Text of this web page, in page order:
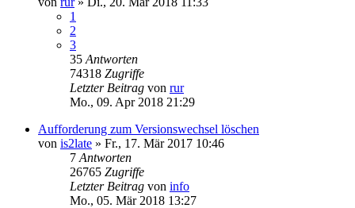
1
2
3
35 Antworten
74318 Zugriffe
Letzter Beitrag von rur
Mo., 09. Apr 2018 21:29
Aufforderung zum Versionswechsel löschen
von is2late » Fr., 17. Mär 2017 10:46
7 Antworten
26765 Zugriffe
Letzter Beitrag von info
Mo., 05. Mär 2018 13:27